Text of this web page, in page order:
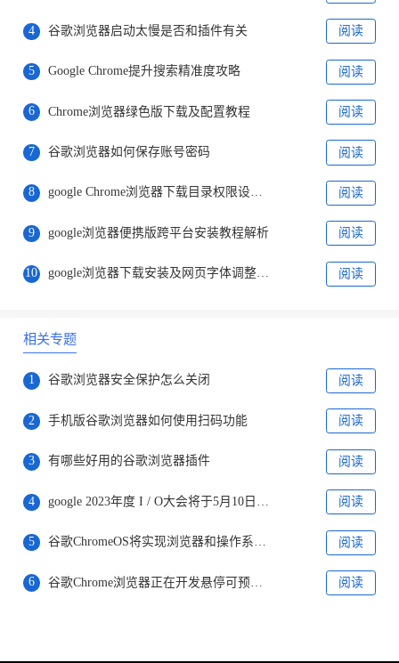
4 谷歌浏览器启动太慢是否和插件有关 阅读
5 Google Chrome提升搜索精准度攻略 阅读
6 Chrome浏览器绿色版下载及配置教程 阅读
7 谷歌浏览器如何保存账号密码 阅读
8 google Chrome浏览器下载目录权限设置方法 阅读
9 google浏览器便携版跨平台安装教程解析 阅读
10 google浏览器下载安装及网页字体调整与浏览体验优化教程 阅读
相关专题
1 谷歌浏览器安全保护怎么关闭 阅读
2 手机版谷歌浏览器如何使用扫码功能 阅读
3 有哪些好用的谷歌浏览器插件 阅读
4 阅读
5 谷歌ChromeOS将实现浏览器和操作系统分家 阅读
6 谷歌Chrome浏览器正在开发悬停可预览页面链接功能 阅读